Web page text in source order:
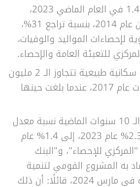
وذلك لتصل إلى 1.463 في العام الماضي 2023،
مقارنًة بـ 2.19 مليون عام 2014، بنسبة تراجع 31%،
لإحصاءات المواليد والوفيات،
للتعبئة العامة والإحصاء.
زيادة سكانية طبيعية تتجاوز الـ 2 مليون
آخر مرة قبل 7 سنوات عام 2017، عندما بلغت حينها
وتراجعت على مدار الـ 10 سنوات الماضية نسبة معدل
النمو السكاني من 2.3% عام 2023، إلى 1.4% عام
"المركزي للإحصاء"، و"البنك
به المشروع القومي لتنمية
الأسرة، في تقرير له في مارس 2024، قائلًا: أن ذلك